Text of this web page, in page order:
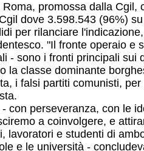
promossa dalla
dove 3.598.543 (96%)
per rilanciare
"Il fronte operaio
- sono i fronti principali
la classe dominante
i falsi partiti comunisti,
con perseveranza, con le
a coinvolgere, e
e studenti di
e le università -